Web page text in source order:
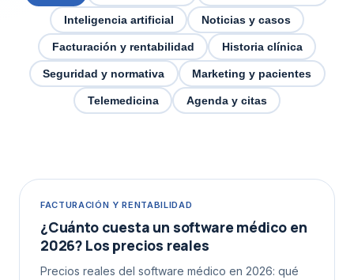
Inteligencia artificial Noticias y casos
Facturación y rentabilidad Historia clínica
Seguridad y normativa Marketing y pacientes
Telemedicina Agenda y citas
FACTURACIÓN Y RENTABILIDAD
¿Cuánto cuesta un software médico en
2026? Los precios reales
Precios reales del software médico en 2026: qué